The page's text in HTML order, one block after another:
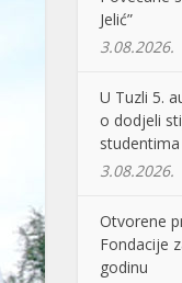
Jelić”
3.08.2026.
U Tuzli 5.
o dodjeli
3.08.2026.
Otvorene
Fondacije
godinu